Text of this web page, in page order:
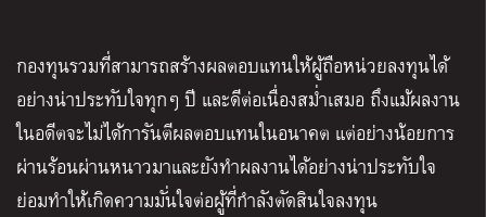
กองทุนรวมที่สามารถสร้างผลตอบแทนให้ผู้ถือหน่วยลงทุนได้
อย่างน่าประทับใจทุกๆ ปี และดีต่อเนื่องสม่ำเสมอ ถึงแม้ผลงาน
ในอดีตจะไม่ได้การันตีผลตอบแทนในอนาคต แต่อย่างน้อยการ
ผ่านร้อนผ่านหนาวมาและยังทำผลงานได้อย่างน่าประทับใจ
ย่อมทำให้เกิดความมั่นใจต่อผู้ที่กำลังตัดสินใจลงทุน